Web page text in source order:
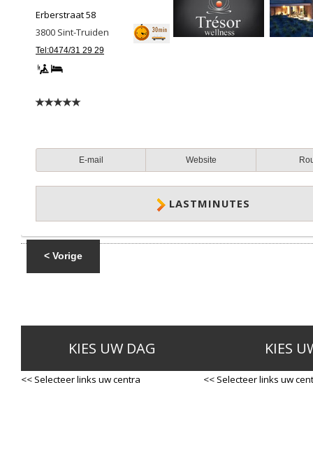
Erberstraat 58
3800 Sint-Truiden
Tel:0474/31 29 29
E-mail Website
LASTMINUTES
< Vorige
KIES UW DAG
<< Selecteer links uw centra
KIES
<< Selecteer links uw